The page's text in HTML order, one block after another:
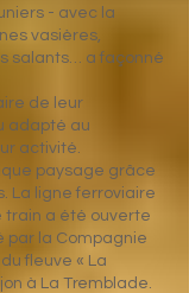
- avec la
vasières,
salants… a façonné
de leur
adapté au
activité.
paysage grâce
La ligne ferroviaire
train a été ouverte
par la Compagnie
fleuve « La
à La Tremblade.